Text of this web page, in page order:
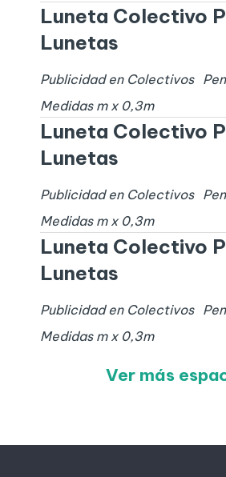
Luneta Colectivo
Lunetas
Publicidad en Colectivos
Medidas m x 0,3m
Luneta Colectivo
Lunetas
Publicidad en Colectivos
Medidas m x 0,3m
Luneta Colectivo
Lunetas
Publicidad en Colectivos
Medidas m x 0,3m
Ver más